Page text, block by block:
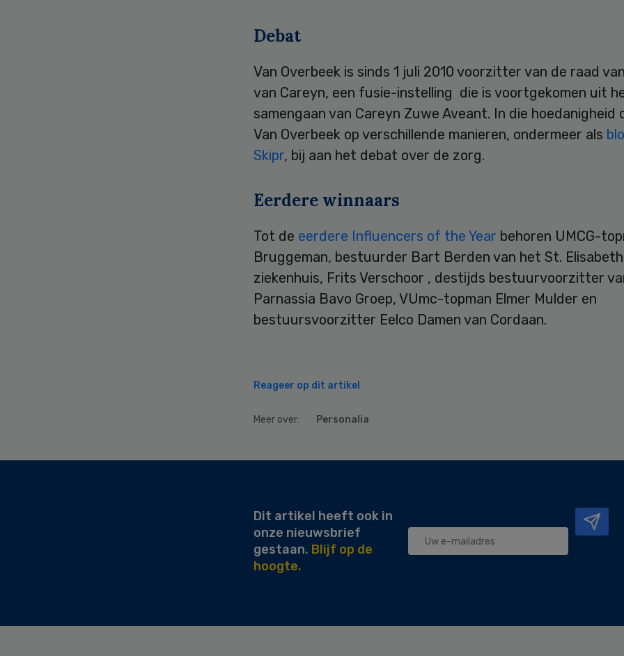
Debat
Van Overbeek is sinds 1 juli 2010 voorzitter van de raad
van Careyn, een fusie-instelling die is voortgekomen uit
samengaan van Careyn Zuwe Aveant. In die hoedanigheid
Van Overbeek op verschillende manieren, ondermeer als
Skipr, bij aan het debat over de zorg.
Eerdere winnaars
Tot de eerdere Influencers of the Year behoren UMCG-
Bruggeman, bestuurder Bart Berden van het St. Elisabeth
ziekenhuis, Frits Verschoor , destijds bestuurvoorzitter
Parnassia Bavo Groep, VUmc-topman Elmer Mulder en
bestuursvoorzitter Eelco Damen van Cordaan.
Reageer op dit artikel
Meer over: Personalia
Dit artikel heeft ook in
onze nieuwsbrief
gestaan. Blijf op de
hoogte.